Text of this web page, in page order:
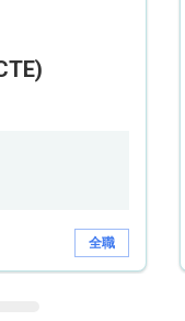
全職